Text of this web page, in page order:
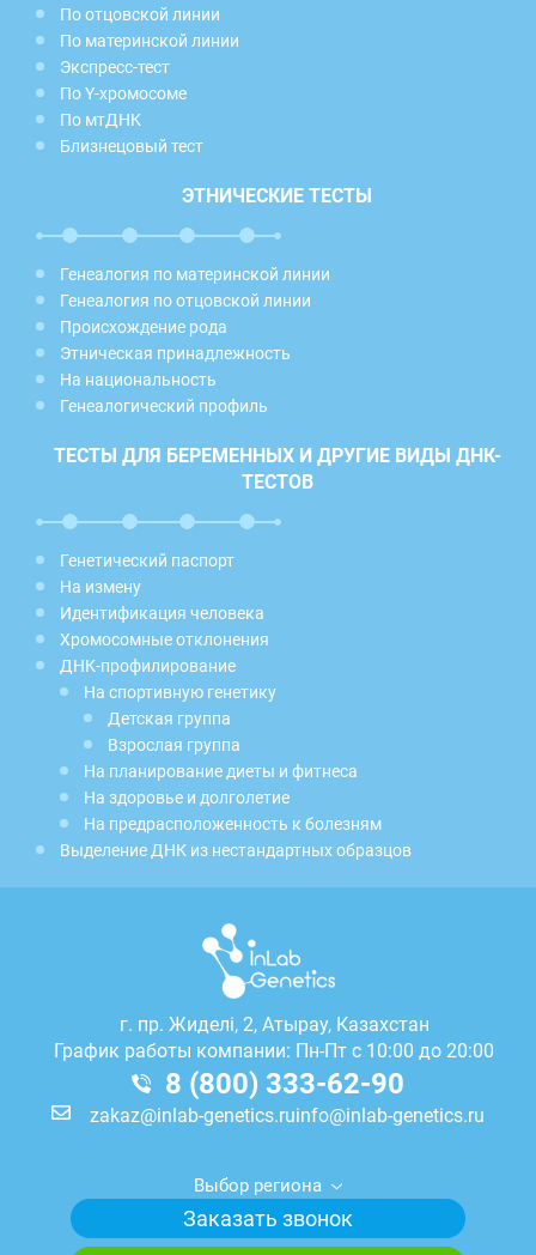
По отцовской линии
По материнской линии
Экспресс-тест
По Y-хромосоме
По мтДНК
Близнецовый тест
ЭТНИЧЕСКИЕ ТЕСТЫ
Генеалогия по материнской линии
Генеалогия по отцовской линии
Происхождение рода
Этническая принадлежность
На национальность
Генеалогический профиль
ТЕСТЫ ДЛЯ БЕРЕМЕННЫХ И ДРУГИЕ ВИДЫ ДНК-
ТЕСТОВ
Генетический паспорт
На измену
Идентификация человека
Хромосомные отклонения
ДНК-профилирование
На спортивную генетику
Детская группа
Взрослая группа
На планирование диеты и фитнеса
На здоровье и долголетие
На предрасположенность к болезням
Выделение ДНК из нестандартных образцов
г. пр. Жиделі, 2, Атырау, Казахстан
График работы компании: Пн-Пт с 10:00 до 20:00
8 (800) 333-62-90
zakaz@inlab-genetics.ruinfo@inlab-genetics.ru
Выбор региона
Заказать звонок